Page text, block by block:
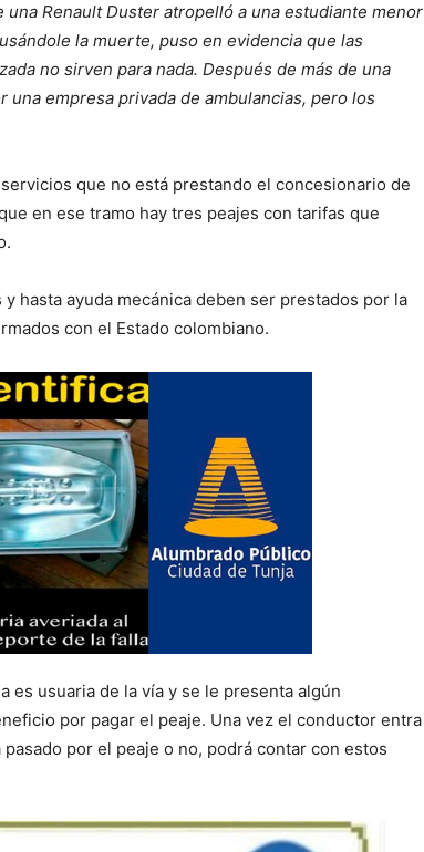
una Renault Duster atropelló a una estudiante menor
la muerte, puso en evidencia que las
no sirven para nada. Después de más de una
empresa privada de ambulancias, pero los
que no está prestando el concesionario de
en ese tramo hay tres peajes con tarifas que
hasta ayuda mecánica deben ser prestados por la
con el Estado colombiano.
es usuaria de la vía y se le presenta algún
por pagar el peaje. Una vez el conductor entra
por el peaje o no, podrá contar con estos